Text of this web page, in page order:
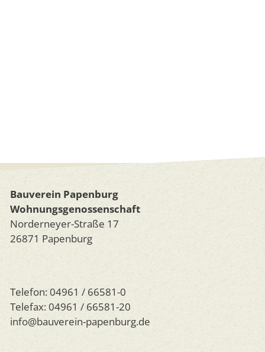
Bauverein Papenburg
Wohnungsgenossenschaft
Norderneyer-Straße 17
26871 Papenburg
Telefon: 04961 / 66581-0
Telefax: 04961 / 66581-20
info@bauverein-papenburg.de